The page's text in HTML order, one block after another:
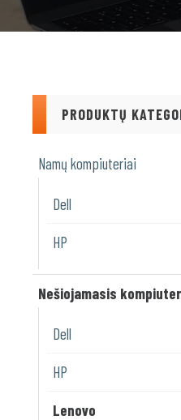
PRODUKTŲ
Namų kompiuteriai
Dell
HP
Nešiojamasis
Dell
HP
Lenovo